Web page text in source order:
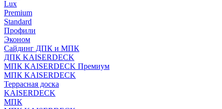
Lux
Premium
Standard
Профили
Эконом
Сайдинг ДПК и МПК
ДПК KAISERDECK
МПК KAISERDECK Премиум
МПК KAISERDECK
Террасная доска
KAISERDECK
МПК